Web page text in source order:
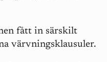
fått in särskilt
värvningsklausuler.